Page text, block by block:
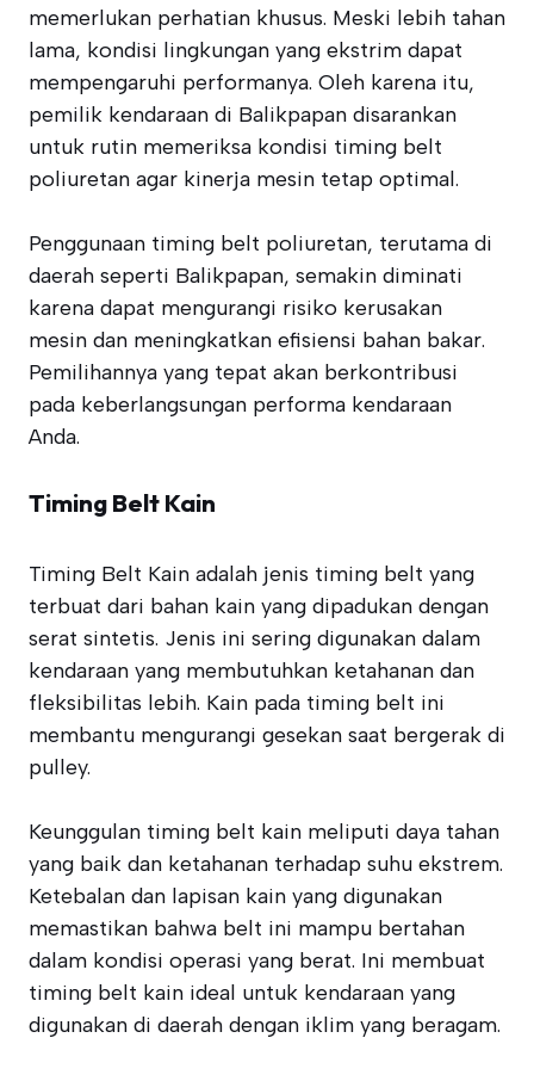
memerlukan perhatian khusus. Meski lebih tahan
lama, kondisi lingkungan yang ekstrim dapat
mempengaruhi performanya. Oleh karena itu,
pemilik kendaraan di Balikpapan disarankan
untuk rutin memeriksa kondisi timing belt
poliuretan agar kinerja mesin tetap optimal.
Penggunaan timing belt poliuretan, terutama di
daerah seperti Balikpapan, semakin diminati
karena dapat mengurangi risiko kerusakan
mesin dan meningkatkan efisiensi bahan bakar.
Pemilihannya yang tepat akan berkontribusi
pada keberlangsungan performa kendaraan
Anda.
Timing Belt Kain
Timing Belt Kain adalah jenis timing belt yang
terbuat dari bahan kain yang dipadukan dengan
serat sintetis. Jenis ini sering digunakan dalam
kendaraan yang membutuhkan ketahanan dan
fleksibilitas lebih. Kain pada timing belt ini
membantu mengurangi gesekan saat bergerak di
pulley.
Keunggulan timing belt kain meliputi daya tahan
yang baik dan ketahanan terhadap suhu ekstrem.
Ketebalan dan lapisan kain yang digunakan
memastikan bahwa belt ini mampu bertahan
dalam kondisi operasi yang berat. Ini membuat
timing belt kain ideal untuk kendaraan yang
digunakan di daerah dengan iklim yang beragam.